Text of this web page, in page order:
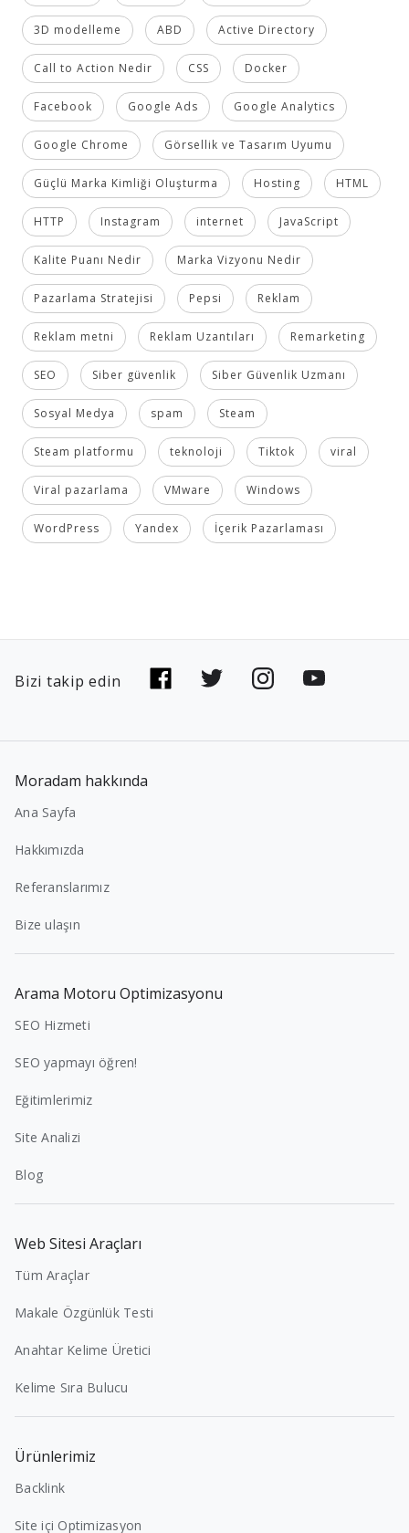
3D modelleme ABD Active Directory
Call to Action Nedir CSS Docker
Facebook Google Ads Google Analytics
Google Chrome Görsellik ve Tasarım Uyumu
Güçlü Marka Kimliği Oluşturma Hosting HTML
HTTP Instagram internet JavaScript
Kalite Puanı Nedir Marka Vizyonu Nedir
Pazarlama Stratejisi Pepsi Reklam
Reklam metni Reklam Uzantıları Remarketing
SEO Siber güvenlik Siber Güvenlik Uzmanı
Sosyal Medya spam Steam
Steam platformu teknoloji Tiktok viral
Viral pazarlama VMware Windows
WordPress Yandex İçerik Pazarlaması
Bizi takip edin
Moradam hakkında
Ana Sayfa
Hakkımızda
Referanslarımız
Bize ulaşın
Arama Motoru Optimizasyonu
SEO Hizmeti
SEO yapmayı öğren!
Eğitimlerimiz
Site Analizi
Blog
Web Sitesi Araçları
Tüm Araçlar
Makale Özgünlük Testi
Anahtar Kelime Üretici
Kelime Sıra Bulucu
Ürünlerimiz
Backlink
Site içi Optimizasyon